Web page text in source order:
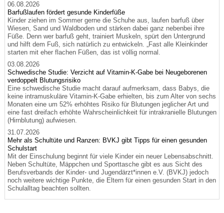
06.08.2026
Barfußlaufen fördert gesunde Kinderfüße
Kinder ziehen im Sommer gerne die Schuhe aus, laufen barfuß über
Wiesen, Sand und Waldboden und stärken dabei ganz nebenbei ihre
Füße. Denn wer barfuß geht, trainiert Muskeln, spürt den Untergrund
und hilft dem Fuß, sich natürlich zu entwickeln. „Fast alle Kleinkinder
starten mit eher flachen Füßen, das ist völlig normal.
03.08.2026
Schwedische Studie: Verzicht auf Vitamin-K-Gabe bei Neugeborenen
verdoppelt Blutungsrisiko
Eine schwedische Studie macht darauf aufmerksam, dass Babys, die
keine intramuskuläre Vitamin-K-Gabe erhielten, bis zum Alter von sechs
Monaten eine um 52% erhöhtes Risiko für Blutungen jeglicher Art und
eine fast dreifach erhöhte Wahrscheinlichkeit für intrakranielle Blutungen
(Hirnblutung) aufwiesen.
31.07.2026
Mehr als Schultüte und Ranzen: BVKJ gibt Tipps für einen gesunden
Schulstart
Mit der Einschulung beginnt für viele Kinder ein neuer Lebensabschnitt.
Neben Schultüte, Mäppchen und Sporttasche gibt es aus Sicht des
Berufsverbands der Kinder- und Jugendärzt*innen e.V. (BVKJ) jedoch
noch weitere wichtige Punkte, die Eltern für einen gesunden Start in den
Schulalltag beachten sollten.